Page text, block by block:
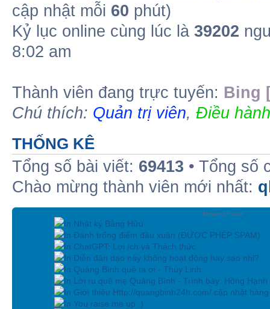
cập nhật mỗi 60 phút)
Kỷ lục online cùng lúc là 39202
8:02 am
Thành viên đang trực tuyến: Bing
Chú thích: Quản trị viên, Điều
THỐNG KÊ
Tổng số bài viết: 69413 • Tổng số
Chào mừng thành viên mới nhất:
Newest Posts
In Nhật ký Bằng Hữu
In Đánh trống điểm đầu xuân (ĐƯỢC PHÉP SPAM)
In ChatGPT: Lợi ích và Thách thức
In Diễn đàn dạo này không hoạt động hay sao nhỉ?
In Quảng Bình quê ta ơi - Thùy Linh
In Lời ru quê mẹ Quảng Bình - Trình bày: Hồng Hạnh
In Giới thiệu Http://quangbinh24h.com/ cập nhật
In You raise me up :)